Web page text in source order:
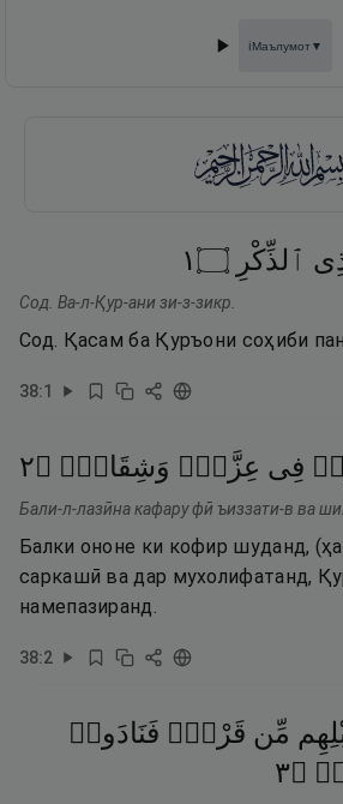
ℹ️Маълумот▼
ٱلذِّكْرِ ۝١
Сод. Ва-л-Қур-ани зи-з-зикр.
Сод. Қасам ба Қуръони соҳиби
38:1
فِى عِزَّةٍۢ وَشِقَاقٍۢ ۝٢
Бали-л-лазӣна кафару фӣ ъиззати-в ва
Балки ононе ки кофир шуданд,
саркашӣ ва дар мухолифатанд,
намепазиранд.
38:2
مِّن قَرْنٍۢ فَنَادَوا۟
۝٣